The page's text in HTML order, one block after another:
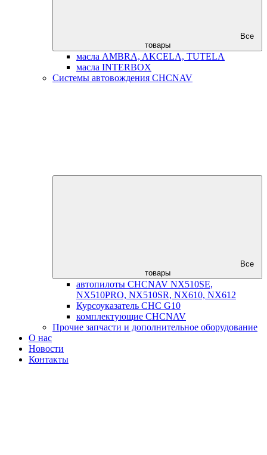
Все
товары
масла AMBRA, AKCELA, TUTELA
масла INTERBOX
Системы автовождения CHCNAV
Все
товары
автопилоты CHCNAV NX510SE,
NX510PRO, NX510SR, NX610, NX612
Курсоуказатель CHC G10
комплектующие CHCNAV
Прочие запчасти и дополнительное оборудование
О нас
Новости
Контакты